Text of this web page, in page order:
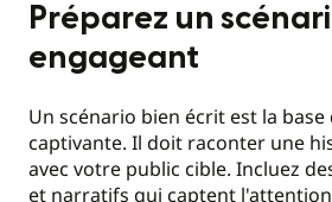
Préparez un
engageant
Un scénario bien écrit est la
captivante. Il doit raconter une
avec votre public cible. Incluez
et narratifs qui captent